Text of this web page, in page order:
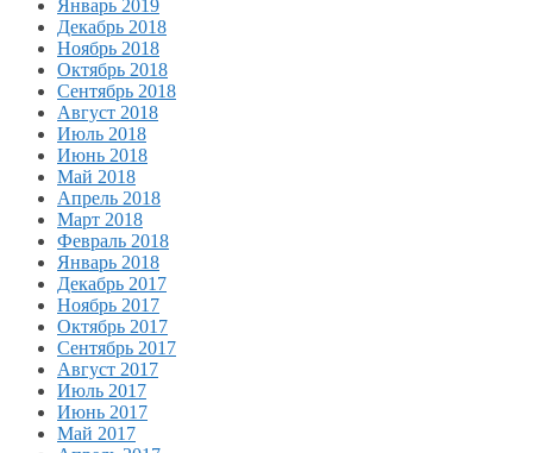
Январь 2019
Декабрь 2018
Ноябрь 2018
Октябрь 2018
Сентябрь 2018
Август 2018
Июль 2018
Июнь 2018
Май 2018
Апрель 2018
Март 2018
Февраль 2018
Январь 2018
Декабрь 2017
Ноябрь 2017
Октябрь 2017
Сентябрь 2017
Август 2017
Июль 2017
Июнь 2017
Май 2017